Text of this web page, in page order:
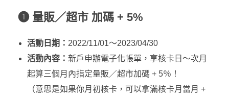
❶ 量販／超市 加碼 + 5%
活動日期： 2022/11/01～2023/04/30
活動內容： 新戶申辦電子化帳單，享核卡日～次月
起算三個月內指定量販／超市加碼 + 5％！
（意思是如果你月初核卡，可以拿滿核卡月當月 +